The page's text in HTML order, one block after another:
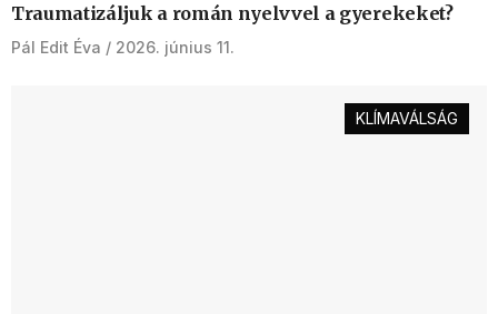
Traumatizáljuk a román nyelvvel a gyerekeket?
Pál Edit Éva 2026. június 11.
KLÍMAVÁLSÁG